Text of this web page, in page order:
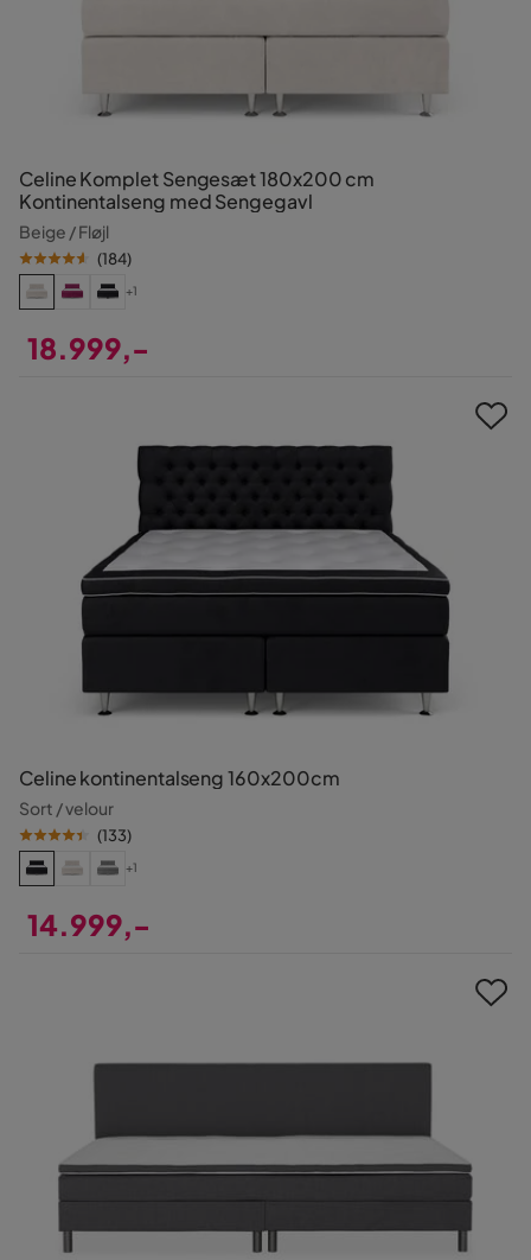
Celine Komplet Sengesæt 180x200 cm
Kontinentalseng med Sengegavl
Beige / Fløjl
(184)
+1
18.999,-
Celine kontinentalseng 160x200cm
Sort / velour
(133)
+1
14.999,-